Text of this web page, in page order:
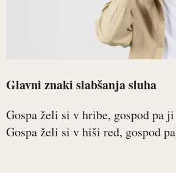
Glavni znaki slabšanja sluha
Gospa želi si v hribe, gospod pa
Gospa želi si v hiši red, gospod